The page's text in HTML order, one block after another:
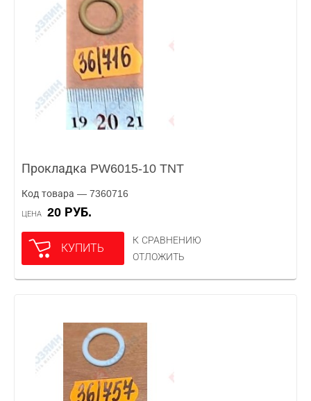
Прокладка PW6015-10 TNT
Код товара — 7360716
ЦЕНА 20 РУБ.
КУПИТЬ
К СРАВНЕНИЮ
ОТЛОЖИТЬ